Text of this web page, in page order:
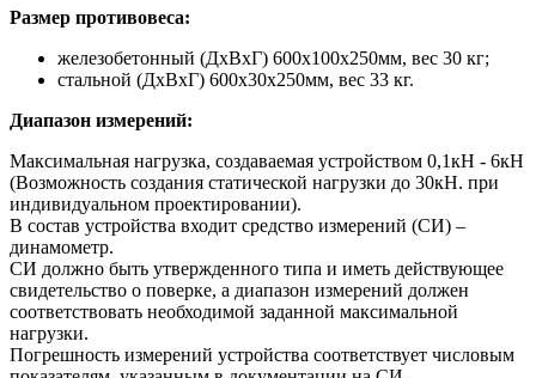
Размер противовеса:
железобетонный (ДхВхГ) 600х100х250мм, вес 30 кг;
стальной (ДхВхГ) 600х30х250мм, вес 33 кг.
Диапазон измерений:
Максимальная нагрузка, создаваемая устройством 0,1кН - 6кН
(Возможность создания статической нагрузки до 30кН. при
индивидуальном проектировании).
В состав устройства входит средство измерений (СИ) –
динамометр.
СИ должно быть утвержденного типа и иметь действующее
свидетельство о поверке, а диапазон измерений должен
соответствовать необходимой заданной максимальной
нагрузки.
Погрешность измерений устройства соответствует числовым